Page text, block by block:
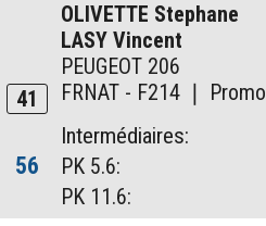
41
OLIVETTE Stephane
LASY Vincent
PEUGEOT 206
FRNAT - F214 ❘ Promo
56
Intermédiaires:
PK 5.6:
PK 11.6: